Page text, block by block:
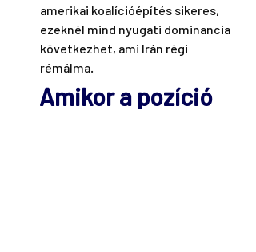
amerikai koalícióépítés sikeres,
ezeknél mind nyugati dominancia
következhet, ami Irán régi
rémálma.
Amikor a pozíció